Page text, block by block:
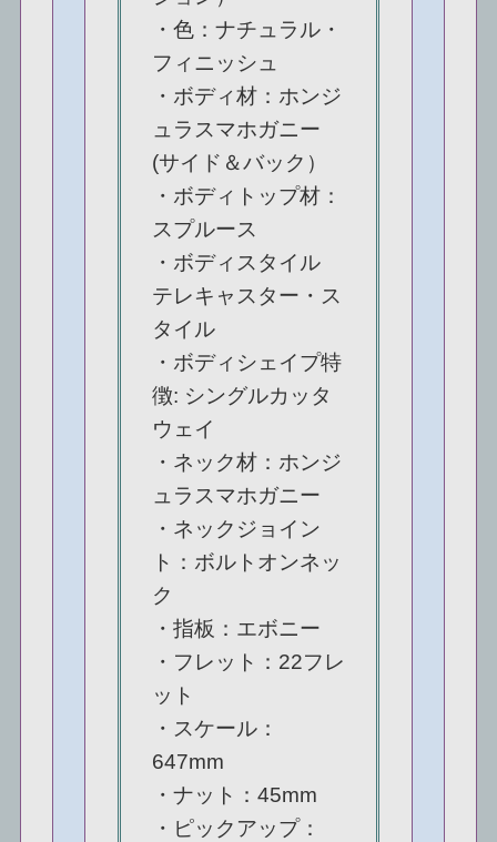
・色：ナチュラル・
フィニッシュ
・ボディ材：ホンジ
ュラスマホガニー
(サイド＆バック）
・ボディトップ材：
スプルース
・ボディスタイル
テレキャスター・ス
タイル
・ボディシェイプ特
徴: シングルカッタ
ウェイ
・ネック材：ホンジ
ュラスマホガニー
・ネックジョイン
ト：ボルトオンネッ
ク
・指板：エボニー
・フレット：22フレ
ット
・スケール：
647mm
・ナット：45mm
・ピックアップ：